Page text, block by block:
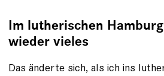
Im lutherischen
wieder vieles
Das änderte sich, als ich ins